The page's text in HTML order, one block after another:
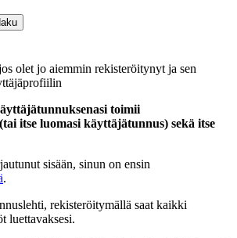
olet jo aiemmin rekisteröitynyt ja sen
toimii
itse luomasi käyttäjätunnus) sekä itse
sisään, sinun on ensin
.
rekisteröitymällä saat kaikki
luettavaksesi.